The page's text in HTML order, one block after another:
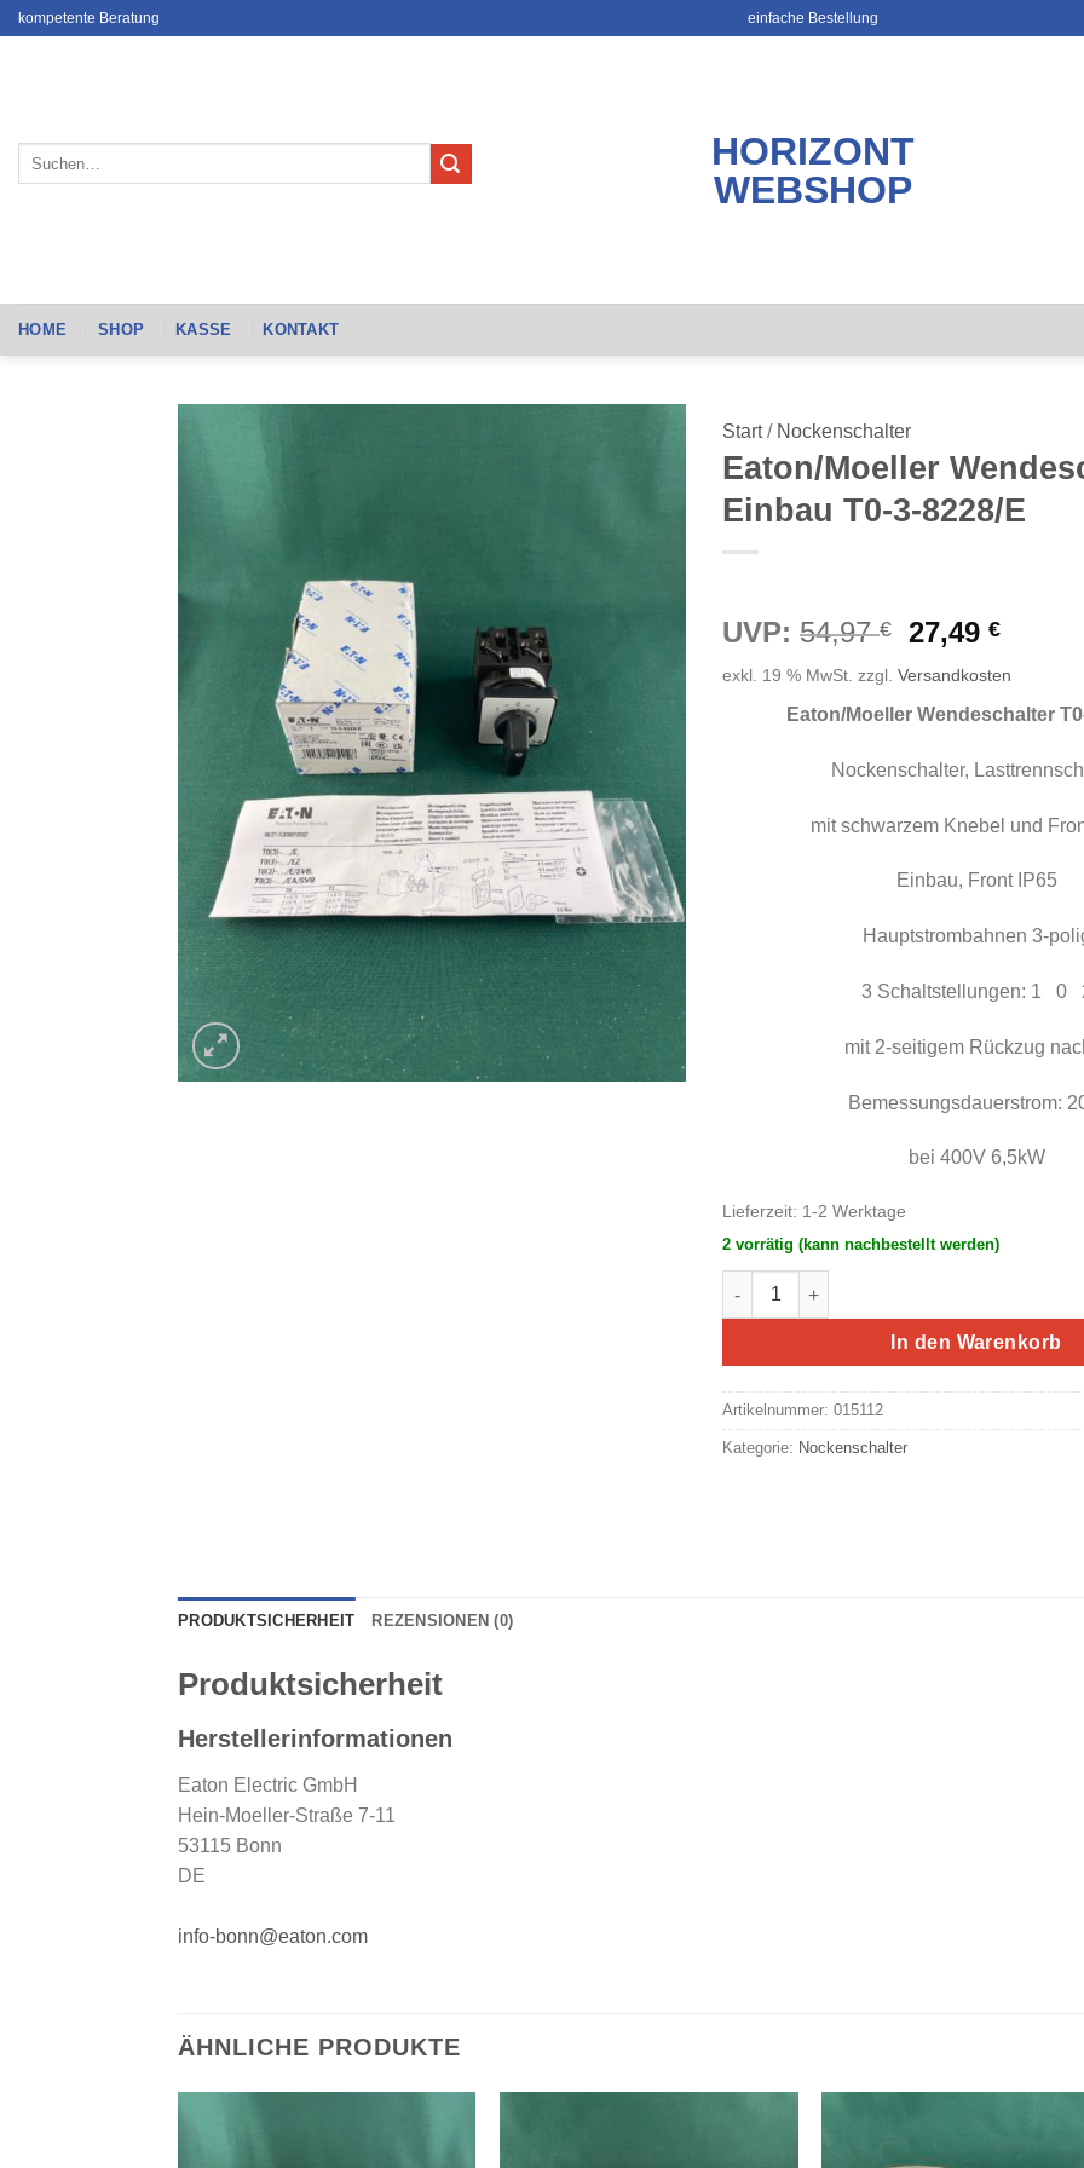
Zumkompetente Beratung einfache Bestellung
HORIZONT
WEBSHOP
HOME SHOP KASSE KONTAKT
Start / Nockenschalter
Eaton/Moeller
Einbau T0-3-8228/E
UVP: 54,97€
war:
54,97 €
27,49€
ist:
27,49
exkl. 19 % MwSt. zzgl. Versandkosten
Eaton/Moeller Wendeschalter
Nockenschalter,
mit schwarzem Knebel und
Einbau, Front IP65
Hauptstrombahnen 3-
3 Schaltstellungen: 1 0
mit 2-seitigem Rückzug
Bemessungsdauerstrom:
bei 400V 6,5kW
Lieferzeit: 1-2 Werktage
2 vorrätig (kann nachbestellt werden)
Eaton/Moeller Wendeschalter, Einbau T0-3-
In den Warenkorb
Artikelnummer: 015112
Kategorie: Nockenschalter
PRODUKTSICHERHEIT REZENSIONEN (0)
Produktsicherheit
Herstellerinformationen
Eaton Electric GmbH
Hein-Moeller-Straße 7-11
53115 Bonn
DE
info-bonn@eaton.com
ÄHNLICHE PRODUKTE